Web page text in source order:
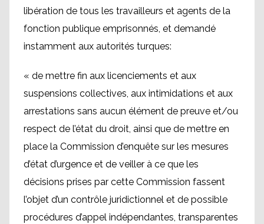
libération de tous les travailleurs et agents de la
fonction publique emprisonnés, et demandé
instamment aux autorités turques:
« de mettre fin aux licenciements et aux
suspensions collectives, aux intimidations et aux
arrestations sans aucun élément de preuve et/ou
respect de l’état du droit, ainsi que de mettre en
place la Commission d’enquête sur les mesures
d’état d’urgence et de veiller à ce que les
décisions prises par cette Commission fassent
l’objet d’un contrôle juridictionnel et de possible
procédures d’appel indépendantes, transparentes